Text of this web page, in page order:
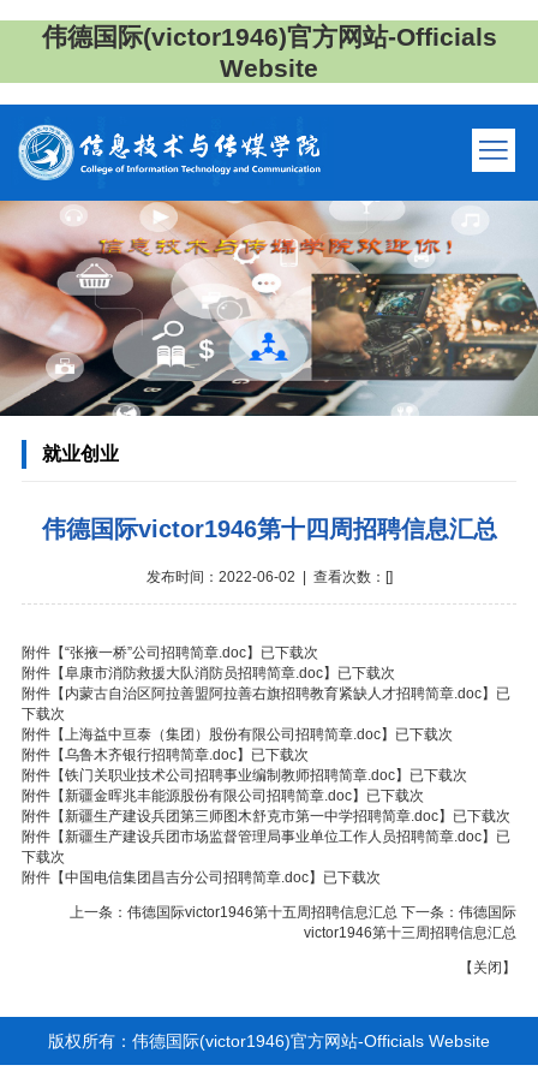
伟德国际(victor1946)官方网站-Officials
Website
就业创业
伟德国际victor1946第十四周招聘信息汇总
发布时间：2022-06-02 | 查看次数：[]
附件【“张掖一桥”公司招聘简章.doc】已下载次
附件【阜康市消防救援大队消防员招聘简章.doc】已下载次
附件【 内蒙古自治区阿拉善盟阿拉善右旗招聘教育紧缺人才招聘简章.doc】已
下载次
附件【上海益中亘泰（集团）股份有限公司招聘简章.doc】已下载次
附件【乌鲁木齐银行招聘简章.doc】已下载次
附件【铁门关职业技术公司招聘事业编制教师招聘简章.doc】已下载次
附件【新疆金晖兆丰能源股份有限公司招聘简章.doc】已下载次
附件【新疆生产建设兵团第三师图木舒克市第一中学招聘简章.doc】已下载次
附件【新疆生产建设兵团市场监督管理局事业单位工作人员招聘简章.doc】已
下载次
附件【中国电信集团昌吉分公司招聘简章.doc】已下载次
上一条：伟德国际victor1946第十五周招聘信息汇总 下一条：伟德国际
victor1946第十三周招聘信息汇总
【 关闭 】
版权所有：伟德国际(victor1946)官方网站-Officials Website